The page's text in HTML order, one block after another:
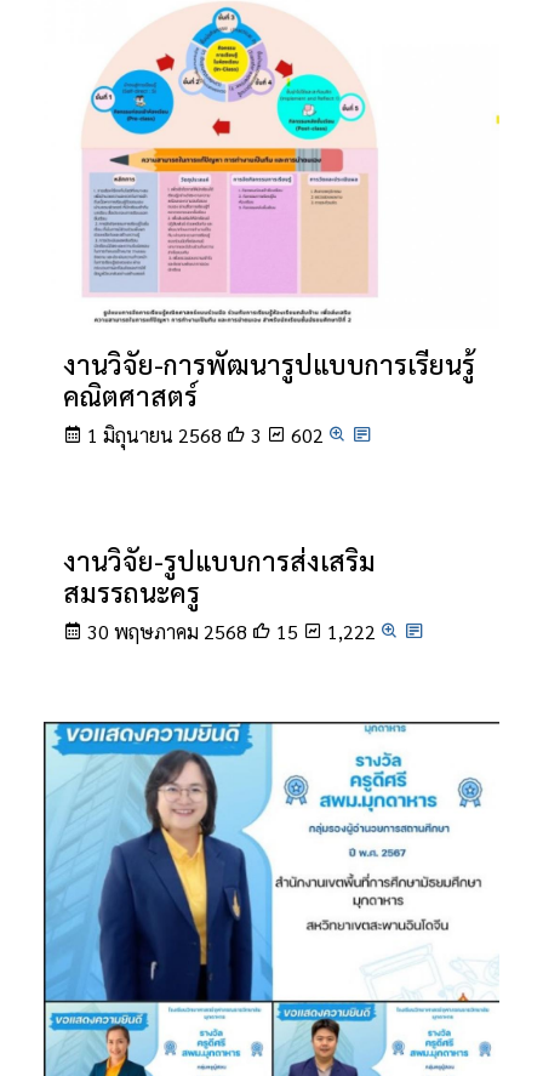
งานวิจัย-การพัฒนารูปแบบการเรียนรู้
คณิตศาสตร์
1 มิถุนายน 2568 3 602
งานวิจัย-รูปแบบการส่งเสริม
สมรรถนะครู
30 พฤษภาคม 2568 15 1,222